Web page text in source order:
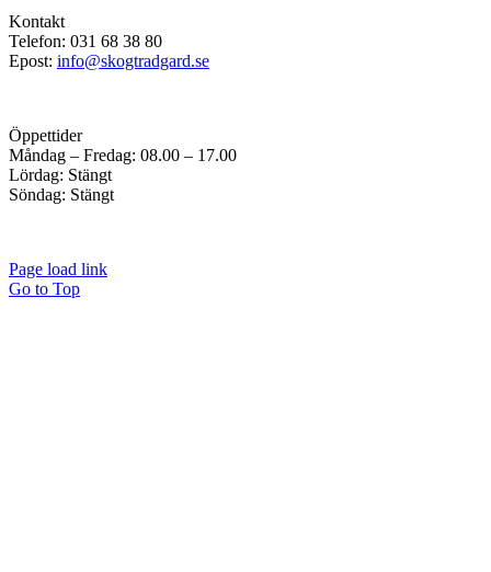
Kontakt
Telefon: 031 68 38 80
Epost: info@skogtradgard.se
Öppettider
Måndag – Fredag: 08.00 – 17.00
Lördag: Stängt
Söndag: Stängt
Page load link
Go to Top